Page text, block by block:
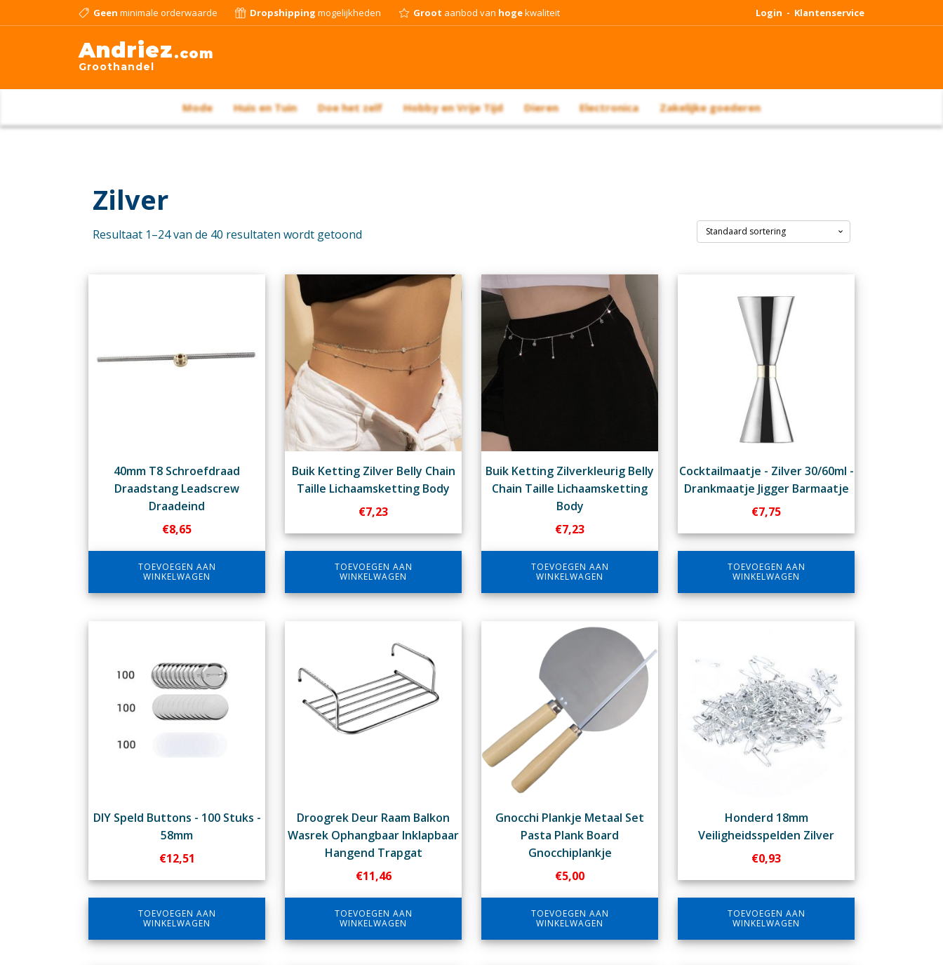
Geen minimale orderwaarde Dropshipping mogelijkheden Groot aanbod van hogekwaliteit Login - Klantenservice
Andriez.com
Groothandel
Mode Huis en Tuin Doe het zelf Hobby en Vrije Tijd Dieren Electronica Zakelijke goederen
Zilver
Resultaat 1–24 van de 40 resultaten wordt getoond
40mm T8 Schroefdraad
Draadstang Leadscrew
Draadeind
€8,65
TOEVOEGEN AAN
WINKELWAGEN
Buik Ketting Zilver Belly Chain
Taille Lichaamsketting Body
€7,23
TOEVOEGEN AAN
WINKELWAGEN
Buik Ketting Zilverkleurig Belly
Chain Taille Lichaamsketting
Body
€7,23
TOEVOEGEN AAN
WINKELWAGEN
Cocktailmaatje - Zilver 30/60ml -
Drankmaatje Jigger Barmaatje
€7,75
TOEVOEGEN AAN
WINKELWAGEN
DIY Speld Buttons - 100 Stuks -
58mm
€12,51
TOEVOEGEN AAN
WINKELWAGEN
Droogrek Deur Raam Balkon
Wasrek Ophangbaar Inklapbaar
Hangend Trapgat
€11,46
TOEVOEGEN AAN
WINKELWAGEN
Gnocchi Plankje Metaal Set
Pasta Plank Board
Gnocchiplankje
€5,00
TOEVOEGEN AAN
WINKELWAGEN
Honderd 18mm
Veiligheidsspelden Zilver
€0,93
TOEVOEGEN AAN
WINKELWAGEN